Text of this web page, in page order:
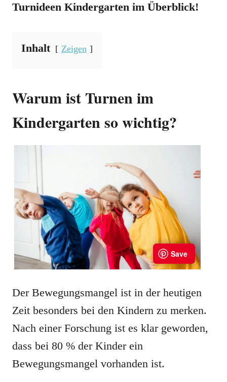
Turnideen Kindergarten im Überblick!
Inhalt Zeigen
Warum ist Turnen im
Kindergarten so wichtig?
Der Bewegungsmangel ist in der heutigen
Zeit besonders bei den Kindern zu merken.
Nach einer Forschung ist es klar geworden,
dass bei 80 % der Kinder ein
Bewegungsmangel vorhanden ist.